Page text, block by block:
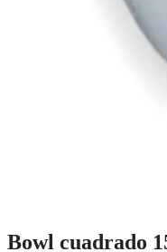
Bowl cuadrado